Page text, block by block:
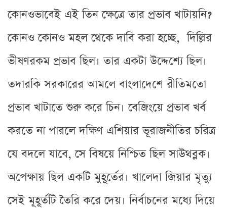
কোনওভাবেই এই তিন ক্ষেত্রে তার প্রভাব খাটায়নি?
কোনও কোনও মহল থেকে দাবি করা হচ্ছে, দিল্লির
ভীষণরকম প্রভাব ছিল। তার একটা উদ্দেশ্যে ছিল।
তদারকি সরকারের আমলে বাংলাদেশে রীতিমতো
প্রভাব খাটাতে শুরু করে চিন। বেজিংয়ে প্রভাব খর্ব
করতে না পারলে দক্ষিণ এশিয়ার ভূরাজনীতির চরিত্র
যে বদলে যাবে, সে বিষয়ে নিশ্চিত ছিল সাউথব্লক।
অপেক্ষায় ছিল একটি মুহূর্তের। খালেদা জিয়ার মৃত্যু
সেই মূহূর্তটি তৈরি করে দেয়। নির্বাচনের মধ্যে দিয়ে